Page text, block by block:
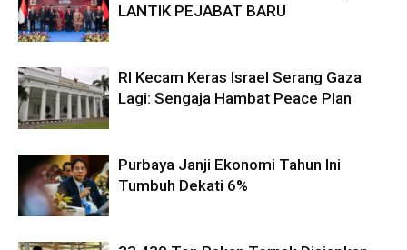
LANTIK PEJABAT BARU
RI Kecam Keras Israel Serang Gaza
Lagi: Sengaja Hambat Peace Plan
Purbaya Janji Ekonomi Tahun Ini
Tumbuh Dekati 6%